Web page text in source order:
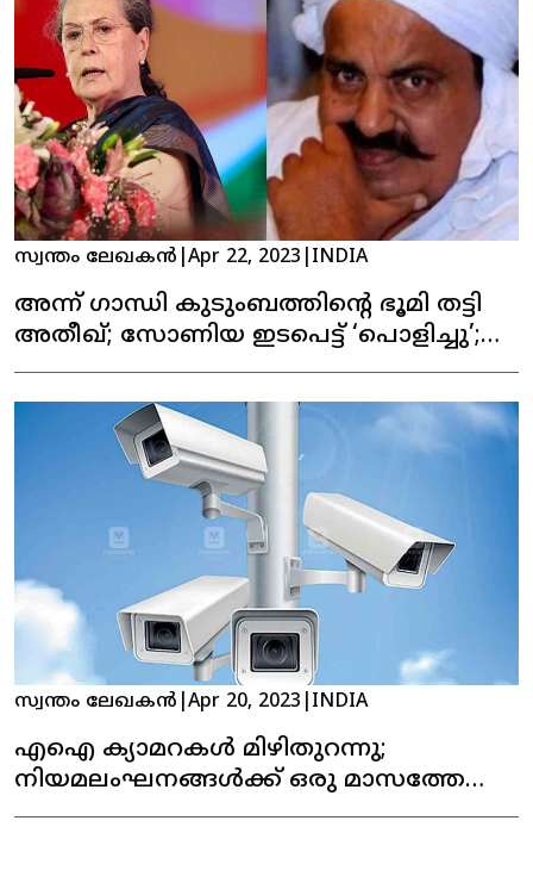
സ്വന്തം ലേഖകൻ Apr 22, 2023 INDIA
അന്ന് ഗാന്ധി കുടുംബത്തിന്റെ ഭൂമി തട്ടി
അതീഖ്; സോണിയ ഇടപെട്ട് ‘പൊളിച്ചു’;
റിപ്പോര്‍ട്ട്
സ്വന്തം ലേഖകൻ Apr 20, 2023 INDIA
എഐ ക്യാമറകൾ മിഴിതുറന്നു;
നിയമലംഘനങ്ങൾക്ക് ഒരു മാസത്തേക്ക്
പിഴയില്ല